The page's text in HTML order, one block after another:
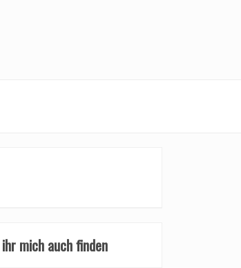
mich auch finden